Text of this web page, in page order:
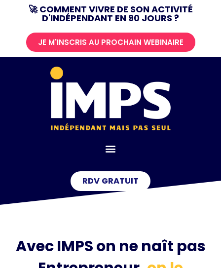
contenu
🚀 COMMENT VIVRE DE SON ACTIVITÉ
D'INDÉPENDANT EN 90 JOURS ?
JE M'INSCRIS AU PROCHAIN WEBINAIRE
RDV GRATUIT
Avec IMPS on ne naît pas